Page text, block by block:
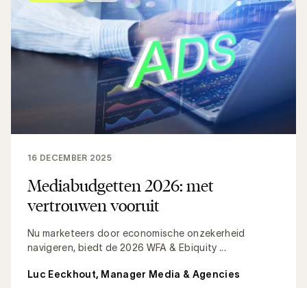
Mediabudgetten 2026: met
vertrouwen vooruit
Nu marketeers door economische onzekerheid
navigeren, biedt de 2026 WFA & Ebiquity ...
16 DECEMBER 2025
Luc Eeckhout, Manager Media & Agencies